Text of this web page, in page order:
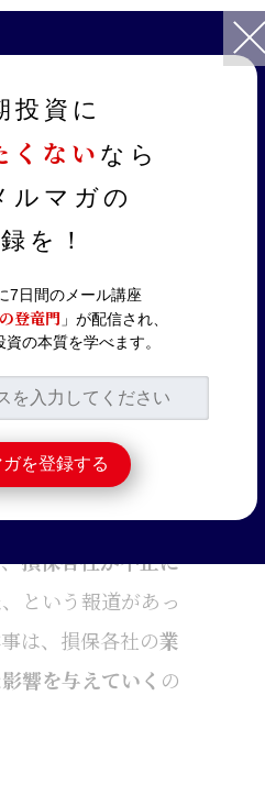
界激震の不正保険料請求―東京海
与える影響は？
3分で読
激震の不
―東京海
・
価に与え
険の株価が下落し
損保各社が不正に
、という報道があっ
は、損保各社の業
響を与えていく の
投資に
くない なら
ルマガの
を！
7日間のメール講座
登竜門 」が配信され、
の本質を学べます。